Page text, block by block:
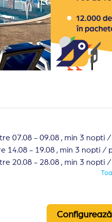
07.08 - 09.08 , min 3 nopti
14.08 - 19.08 , min 3 nopti /
20.08 - 28.08 , min 3 nopti
05.09 - 27.09 , min 3 nopti